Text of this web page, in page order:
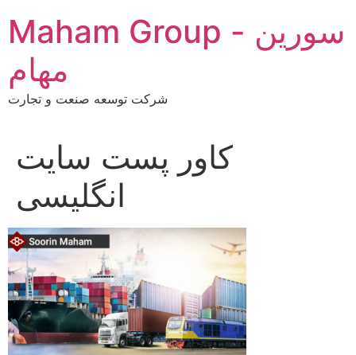
content
Maham Group - سورین
مهام
شرکت توسعه صنعت و تجارت
کاور پست سایت
انگلیسی